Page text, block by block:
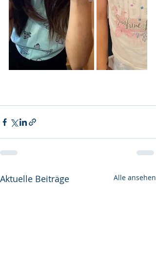
Aktuelle Beiträge Alle ansehen